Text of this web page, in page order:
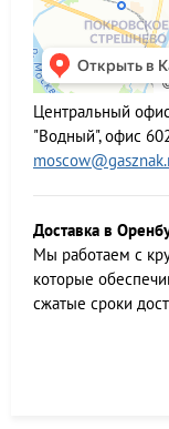
Центральный
"Водный", офис
Доставка в
Мы работаем c
которые
сжатые сроки